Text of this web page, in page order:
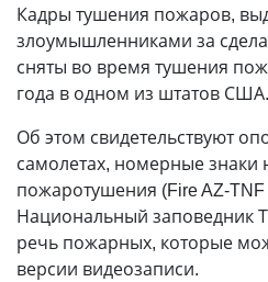
Кадры тушения пожаров,
злоумышленниками за
сняты во время тушения
года в одном из штатов США.
Об этом свидетельствуют
самолетах, номерные
пожаротушения (Fire AZ-
Национальный заповедник
речь пожарных, которые
версии видеозаписи.